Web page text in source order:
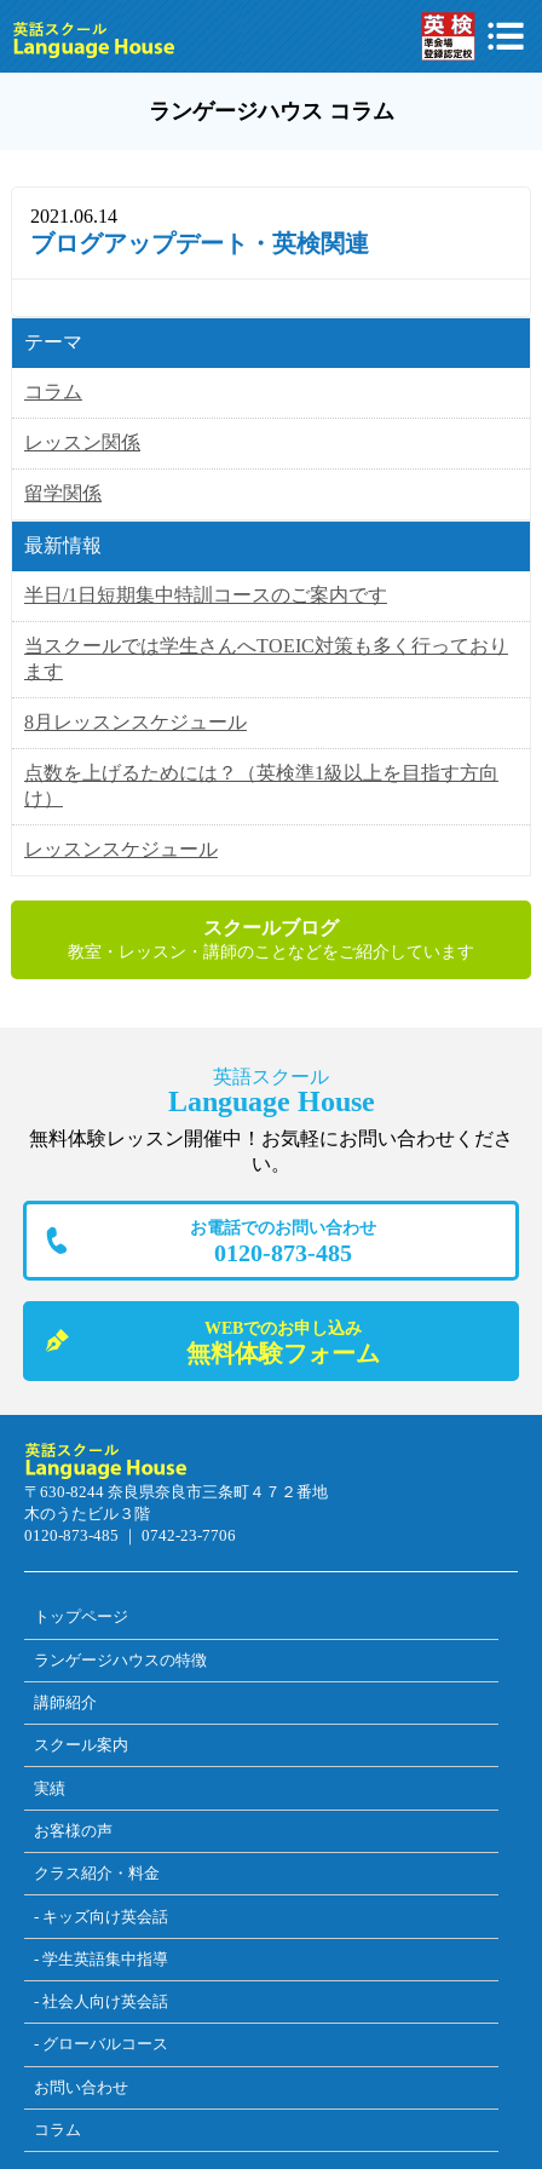
ランゲージハウス コラム
2021.06.14
ブログアップデート・英検関連
テーマ
コラム
レッスン関係
留学関係
最新情報
半日/1日短期集中特訓コースのご案内です
当スクールでは学生さんへTOEIC対策も多く行っており
ます
8月レッスンスケジュール
点数を上げるためには？（英検準1級以上を目指す方向
け）
レッスンスケジュール
スクールブログ
教室・レッスン・講師のことなどをご紹介しています
英語スクール
Language House
無料体験レッスン開催中！お気軽にお問い合わせくださ
い。
お電話でのお問い合わせ
0120-873-485
WEBでのお申し込み
無料体験フォーム
〒630-8244 奈良県奈良市三条町４７２番地
木のうたビル３階
0120-873-485 ｜ 0742-23-7706
トップページ
ランゲージハウスの特徴
講師紹介
スクール案内
実績
お客様の声
クラス紹介・料金
- キッズ向け英会話
- 学生英語集中指導
- 社会人向け英会話
- グローバルコース
お問い合わせ
コラム